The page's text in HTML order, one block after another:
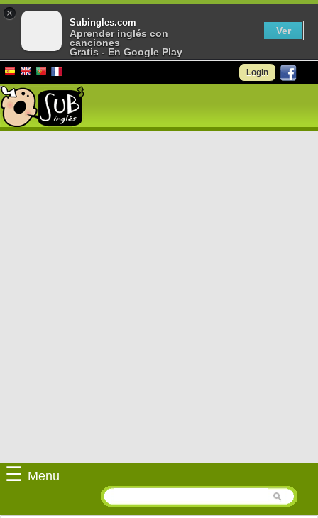
Login
☰ Menu
×
Subingles.com
Aprender inglés con
canciones
Gratis - En Google Play
Ver